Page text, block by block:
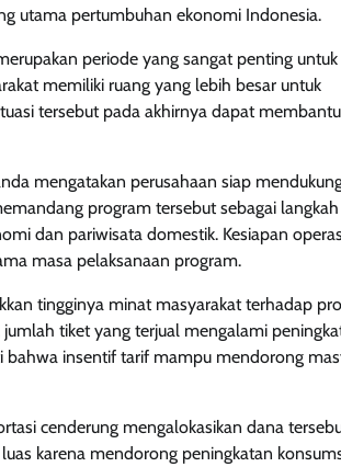
utama pertumbuhan ekonomi Indonesia.
periode yang sangat penting untuk
memiliki ruang yang lebih besar untuk
tersebut pada akhirnya dapat membantu
mengatakan perusahaan siap
program tersebut sebagai
dan pariwisata domestik. Kesiapan
masa pelaksanaan program.
tingginya minat masyarakat terhadap
tiket yang terjual mengalami
bahwa insentif tarif mampu mendorong
cenderung mengalokasikan dana
karena mendorong peningkatan